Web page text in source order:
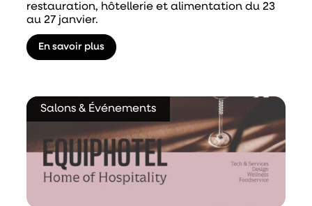
restauration, hôtellerie et alimentation du 23
au 27 janvier.
En savoir plus
Salons & Événements